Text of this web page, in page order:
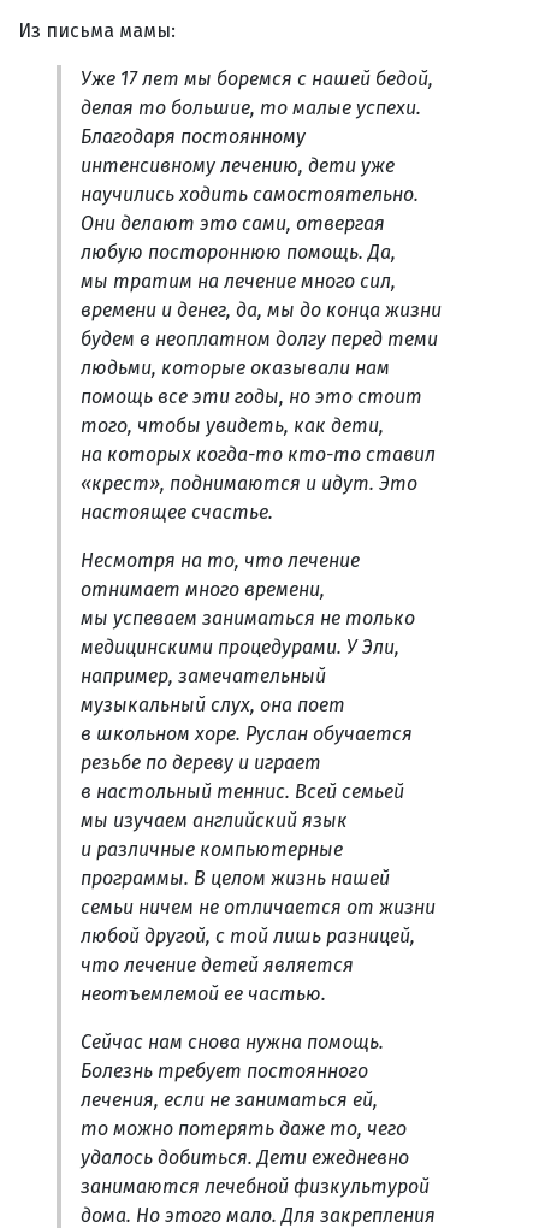
Из письма мамы:
Уже 17 лет мы боремся с нашей бедой,
делая то большие, то малые успехи.
Благодаря постоянному
интенсивному лечению, дети уже
научились ходить самостоятельно.
Они делают это сами, отвергая
любую постороннюю помощь. Да,
мы тратим на лечение много сил,
времени и денег, да, мы до конца жизни
будем в неоплатном долгу перед теми
людьми, которые оказывали нам
помощь все эти годы, но это стоит
того, чтобы увидеть, как дети,
на которых когда-то кто-то ставил
«крест», поднимаются и идут. Это
настоящее счастье.
Несмотря на то, что лечение
отнимает много времени,
мы успеваем заниматься не только
медицинскими процедурами. У Эли,
например, замечательный
музыкальный слух, она поет
в школьном хоре. Руслан обучается
резьбе по дереву и играет
в настольный теннис. Всей семьей
мы изучаем английский язык
и различные компьютерные
программы. В целом жизнь нашей
семьи ничем не отличается от жизни
любой другой, с той лишь разницей,
что лечение детей является
неотъемлемой ее частью.
Сейчас нам снова нужна помощь.
Болезнь требует постоянного
лечения, если не заниматься ей,
то можно потерять даже то, чего
удалось добиться. Дети ежедневно
занимаются лечебной физкультурой
дома. Но этого мало. Для закрепления